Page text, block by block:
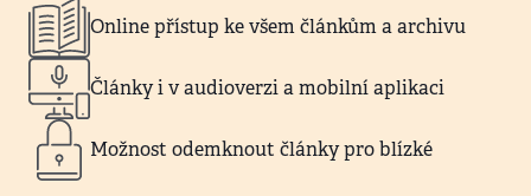
Online přístup ke všem článkům a archivu
Články i v audioverzi a mobilní aplikaci
Možnost odemknout články pro blízké